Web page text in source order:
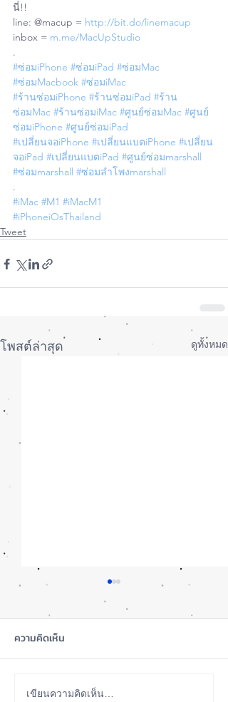
นี่!!
line: @macup = http://bit.do/linemacup
inbox = m.me/MacUpStudio
.
#ซ่อมiPhone #ซ่อมiPad #ซ่อมMac
#ซ่อมMacbook #ซ่อมiMac
#ร้านซ่อมiPhone #ร้านซ่อมiPad #ร้าน
ซ่อมMac #ร้านซ่อมiMac #ศูนย์ซ่อมMac #ศูนย์
ซ่อมiPhone #ศูนย์ซ่อมiPad
#เปลี่ยนจอiPhone #เปลี่ยนแบตiPhone #เปลี่ยน
จอiPad #เปลี่ยนแบตiPad #ศูนย์ซ่อมmarshall
#ซ่อมmarshall #ซ่อมลำโพงmarshall
.
#iMac #M1 #iMacM1
#iPhoneiOsThailand
Tweet
โพสต์ล่าสุด ดูทั้งหมด
สุขภาพแบตลด เครื่องปกติ
ความคิดเห็น
เขียนความคิดเห็น…